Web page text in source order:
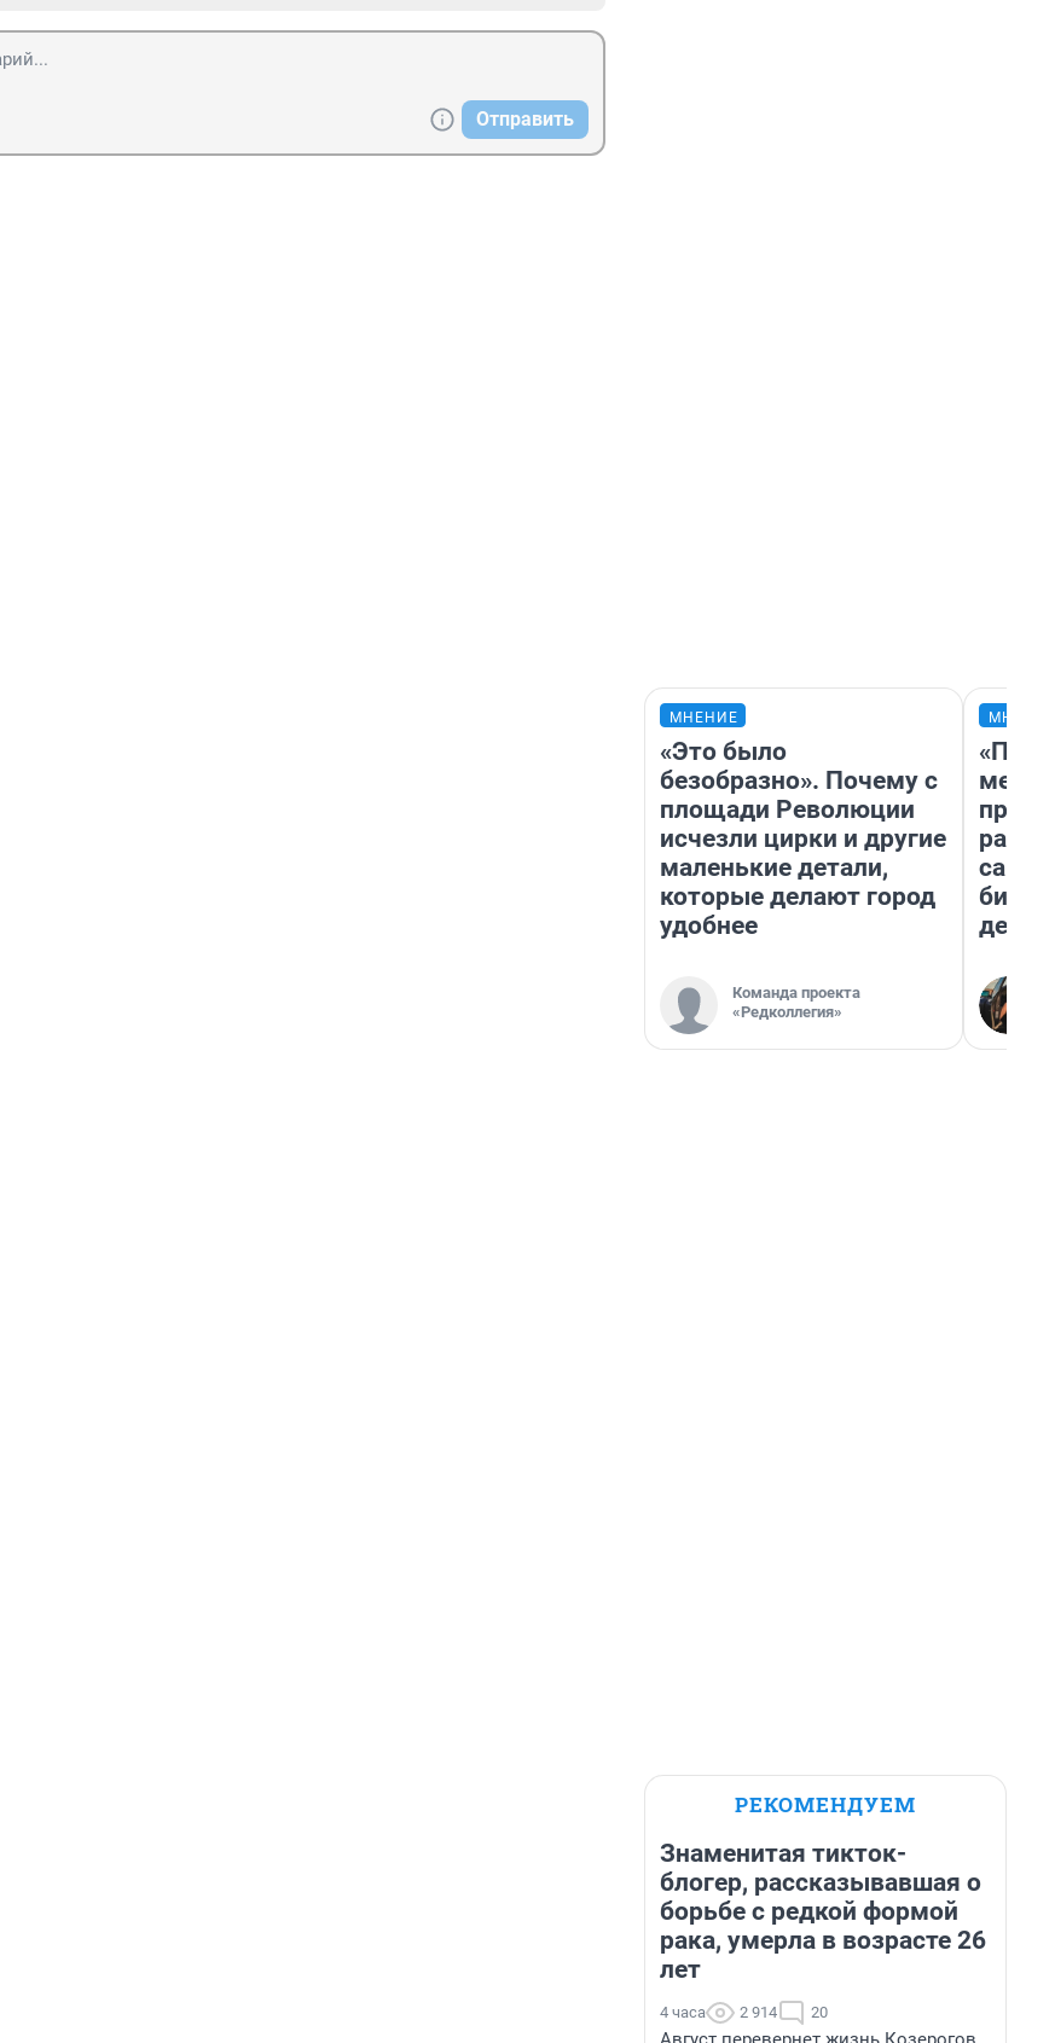
Отправить
МНЕНИЕ
«Это было
безобразно». Почему с
площади Революции
исчезли цирки и другие
маленькие детали,
которые делают город
удобнее
Команда проекта
«Редколлегия»
РЕКОМЕНДУЕМ
Знаменитая тикток-
блогер, рассказывавшая о
борьбе с редкой формой
рака, умерла в возрасте 26
лет
4 часа 2 914 20